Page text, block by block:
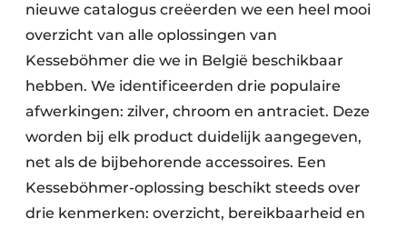
nieuwe catalogus creëerden we een heel mooi
overzicht van alle oplossingen van
Kesseböhmer die we in België beschikbaar
hebben. We identificeerden drie populaire
afwerkingen: zilver, chroom en antraciet. Deze
worden bij elk product duidelijk aangegeven,
net als de bijbehorende accessoires. Een
Kesseböhmer-oplossing beschikt steeds over
drie kenmerken: overzicht, bereikbaarheid en